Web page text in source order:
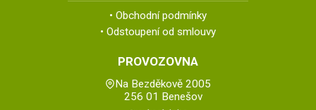
Obchodní podmínky
Odstoupení od smlouvy
PROVOZOVNA
Na Bezděkově 2005
256 01 Benešov